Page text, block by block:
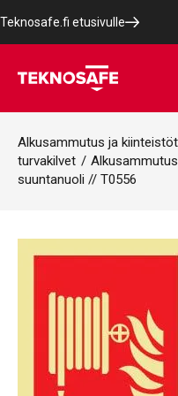
Teknosafe.fi etusivulle
Alkusammutus ja
turvakilvet /
suuntanuoli // T0556